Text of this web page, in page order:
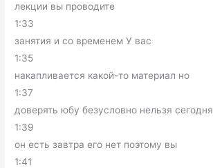
лекции вы проводите
1:33
занятия и со временем У вас
1:35
накапливается какой-то материал но
1:37
доверять юбу безусловно нельзя сегодня
1:39
он есть завтра его нет поэтому вы
1:41